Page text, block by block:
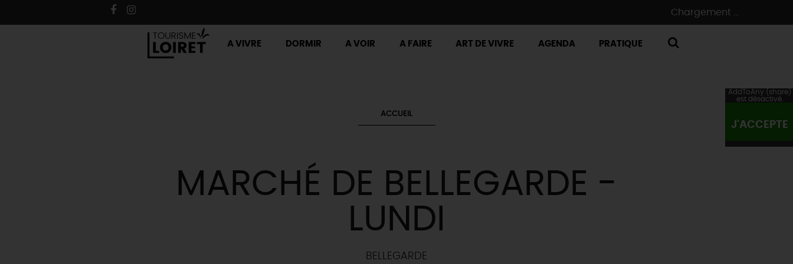
Chargement ...
A VIVRE DORMIR A VOIR A FAIRE ART DE VIVRE AGENDA PRATIQUE
ACCUEIL
MARCHÉ DE BELLEGARDE -
LUNDI
BELLEGARDE
AddToAny (share)
est désactivé.
J'ACCEPTE